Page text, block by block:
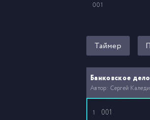
001
Таймер
Банковское
Автор: Сергей
1 001